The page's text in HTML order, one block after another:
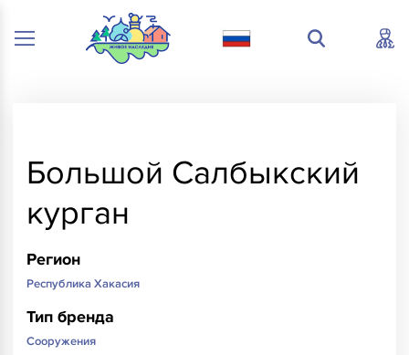
Большой Салбыкский
курган
Регион
Республика Хакасия
Тип бренда
Сооружения